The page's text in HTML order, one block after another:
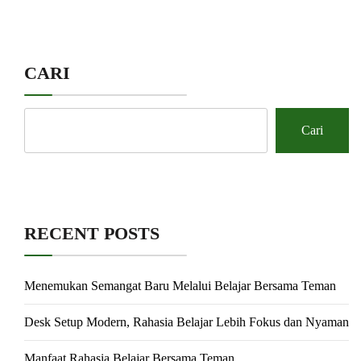
CARI
Cari
RECENT POSTS
Menemukan Semangat Baru Melalui Belajar Bersama Teman
Desk Setup Modern, Rahasia Belajar Lebih Fokus dan Nyaman